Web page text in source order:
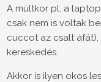
A múltkor pl. a
csak nem is voltak
cuccot az csalt
kereskedés.
Akkor is ilyen okos